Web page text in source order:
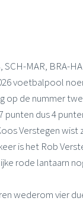
MAR, BRA-
voetbalpool
op de nummer
dus 4
Verstegen wist
is het Rob
rode lantaarn
wederom vier